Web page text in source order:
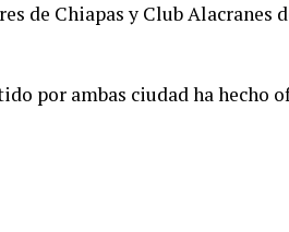
de Chiapas y Club Alacranes
por ambas ciudad ha hecho